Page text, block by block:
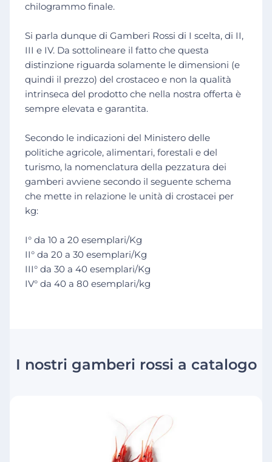
chilogrammo finale.
Si parla dunque di Gamberi Rossi di I scelta, di II,
III e IV. Da sottolineare il fatto che questa
distinzione riguarda solamente le dimensioni (e
quindi il prezzo) del crostaceo e non la qualità
intrinseca del prodotto che nella nostra offerta è
sempre elevata e garantita.
Secondo le indicazioni del Ministero delle
politiche agricole, alimentari, forestali e del
turismo, la nomenclatura della pezzatura dei
gamberi avviene secondo il seguente schema
che mette in relazione le unità di crostacei per
kg:
I° da 10 a 20 esemplari/Kg
II° da 20 a 30 esemplari/Kg
III° da 30 a 40 esemplari/Kg
IV° da 40 a 80 esemplari/kg
I nostri gamberi rossi a catalogo